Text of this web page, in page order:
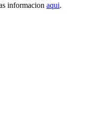
informacion aqui.